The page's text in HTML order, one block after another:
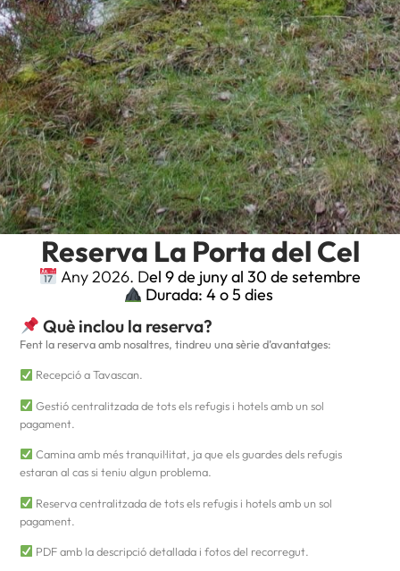
Reserva La Porta del Cel
Any 2026. Del 9 de juny al 30 de setembre
Durada: 4 o 5 dies
Què inclou la reserva?
Fent la reserva amb nosaltres, tindreu una sèrie d’avantatges:
Recepció a Tavascan.
Gestió centralitzada de tots els refugis i hotels amb un sol
pagament.
Camina amb més tranquil·litat, ja que els guardes dels refugis
estaran al cas si teniu algun problema.
Reserva centralitzada de tots els refugis i hotels amb un sol
pagament.
PDF amb la descripció detallada i fotos del recorregut.